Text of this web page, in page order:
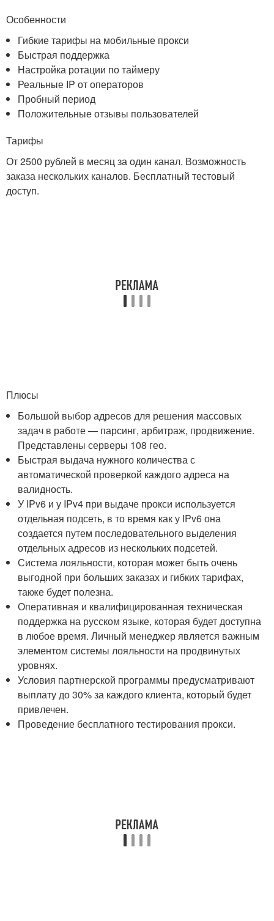
Особенности
Гибкие тарифы на мобильные прокси
Быстрая поддержка
Настройка ротации по таймеру
Реальные IP от операторов
Пробный период
Положительные отзывы пользователей
Тарифы
От 2500 рублей в месяц за один канал. Возможность
заказа нескольких каналов. Бесплатный тестовый
доступ.
Плюсы
Большой выбор адресов для решения массовых
задач в работе — парсинг, арбитраж, продвижение.
Представлены серверы 108 гео.
Быстрая выдача нужного количества с
автоматической проверкой каждого адреса на
валидность.
У IPv6 и у IPv4 при выдаче прокси используется
отдельная подсеть, в то время как у IPv6 она
создается путем последовательного выделения
отдельных адресов из нескольких подсетей.
Система лояльности, которая может быть очень
выгодной при больших заказах и гибких тарифах,
также будет полезна.
Оперативная и квалифицированная техническая
поддержка на русском языке, которая будет доступна
в любое время. Личный менеджер является важным
элементом системы лояльности на продвинутых
уровнях.
Условия партнерской программы предусматривают
выплату до 30% за каждого клиента, который будет
привлечен.
Проведение бесплатного тестирования прокси.